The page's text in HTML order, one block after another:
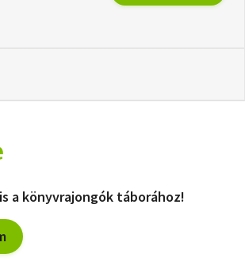
a könyvrajongók táborához!